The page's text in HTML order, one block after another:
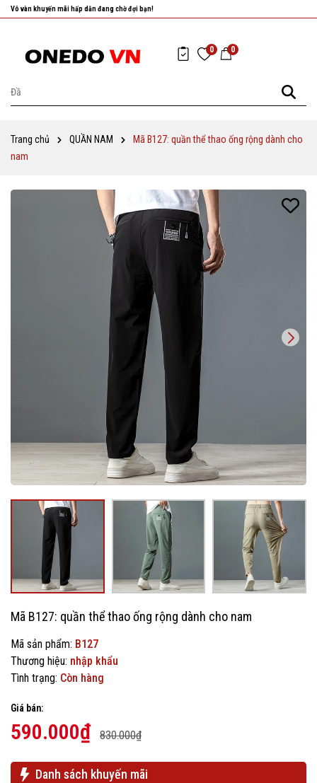
Nhanh tay chọn cho mình những sản phẩm ưng ý nhất!
0 0
Trang chủ QUẦN NAM
Mã B127: quần thể thao ống rộng dành cho
nam
Mã B127: quần thể thao ống rộng dành cho nam
Mã sản phẩm: B127
Thương hiệu: nhập khẩu
Tình trạng: Còn hàng
Giá bán:
590.000₫ 830.000₫
Danh sách khuyến mãi